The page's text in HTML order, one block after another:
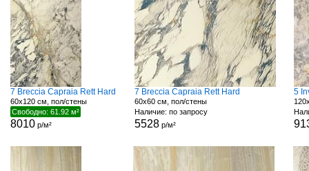
7 Breccia Capraia Rett Hard
60x120 см, пол/стены
Свободно: 61.92 м²
8010р/м²
7 Breccia Capraia Rett Hard
60x60 см, пол/стены
Наличие: по запросу
5528р/м²
5